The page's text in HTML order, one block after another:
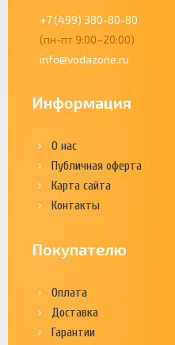
+7 (499) 380-80-80
(пн-пт 9:00–20:00)
info@vodazone.ru
Информация
О нас
Публичная оферта
Карта сайта
Контакты
Покупателю
Оплата
Доставка
Гарантии